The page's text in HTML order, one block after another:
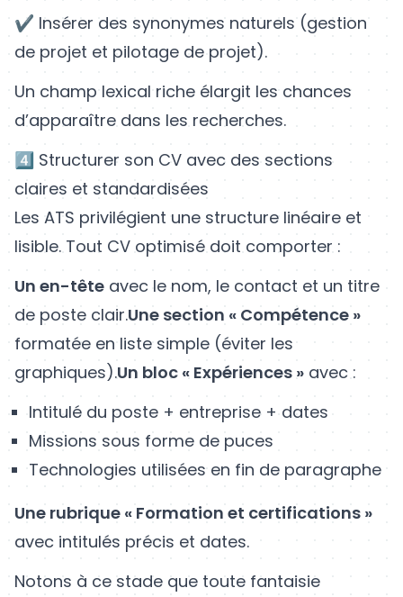
✔ Insérer des synonymes naturels (gestion
de projet et pilotage de projet).
Un champ lexical riche élargit les chances
d’apparaître dans les recherches.
4️⃣ Structurer son CV avec des sections
claires et standardisées
Les ATS privilégient une structure linéaire et
lisible. Tout CV optimisé doit comporter :
Un en-tête avec le nom, le contact et un titre
de poste clair.Une section « Compétence »
formatée en liste simple (éviter les
graphiques).Un bloc « Expériences » avec :
Intitulé du poste + entreprise + dates
Missions sous forme de puces
Technologies utilisées en fin de paragraphe
Une rubrique « Formation et certifications »
avec intitulés précis et dates.
Notons à ce stade que toute fantaisie